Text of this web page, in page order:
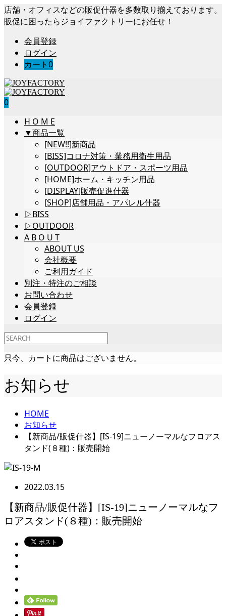
店舗・オフィスなどの販促什器を多数取り揃えております。
販促に困ったらジョイファクトリーにお任せ！
会員登録
ログイン
カート0
0
H O M E
▼商品一覧
[NEW!!]新商品
[BISS]コロナ対策・業務用衛生用品
[OUTDOOR]アウトドア・スポーツ用品
[HOME]ホーム・キッチン用品
[DISPLAY]販売促進什器
[SHOP]店舗用品・アパレル什器
▷BISS
▷OUTDOOR
A B O U T
ABOUT US
会社概要
ご利用ガイド
別注・特注のご相談
お問い合わせ
会員登録
ログイン
只今、カートに商品はございません。
お知らせ
HOME
お知らせ
【新商品/販促什器】[IS-19]ニューノーマルなフロアス
タンド(８種)：販売開始
2022.03.15
【新商品/販促什器】[IS-19]ニューノーマルなフ
ロアスタンド(８種)：販売開始